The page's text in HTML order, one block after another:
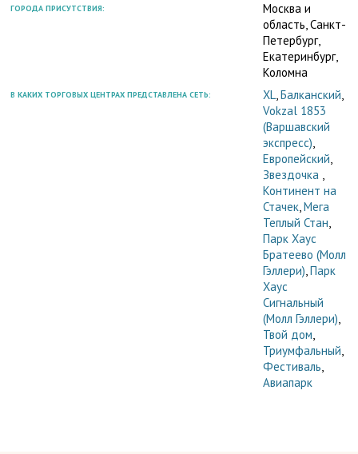
ГОРОДА ПРИСУТСТВИЯ:
Москва и
область, Санкт-
Петербург,
Екатеринбург,
Коломна
В КАКИХ ТОРГОВЫХ ЦЕНТРАХ ПРЕДСТАВЛЕНА СЕТЬ: XL,Балканский,
Vokzal 1853
(Варшавский
экспресс),
Европейский,
Звездочка ,
Континент на
Стачек,Мега
Теплый Стан,
Парк Хаус
Братеево (Молл
Гэллери),Парк
Хаус
Сигнальный
(Молл Гэллери),
Твой дом,
Триумфальный,
Фестиваль,
Авиапарк